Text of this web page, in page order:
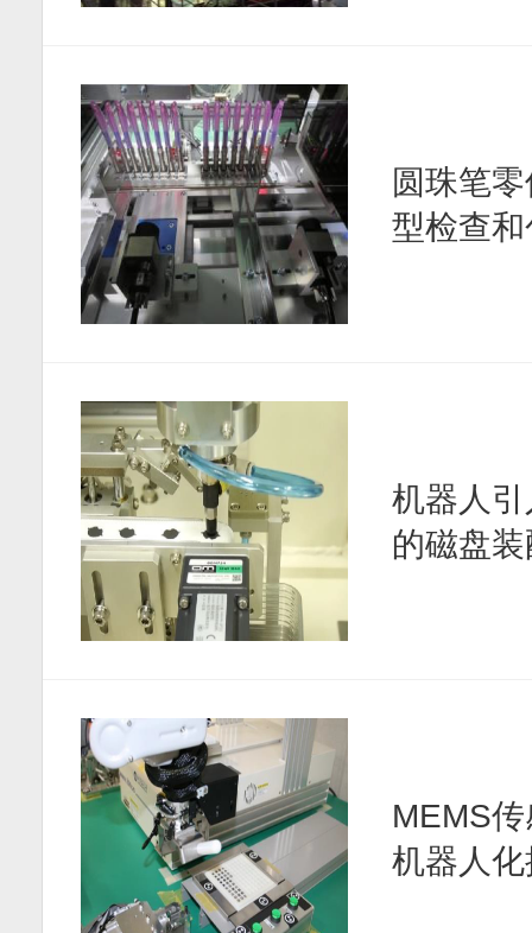
圆珠笔
型检查
机器人
的磁盘
MEMS
机器人